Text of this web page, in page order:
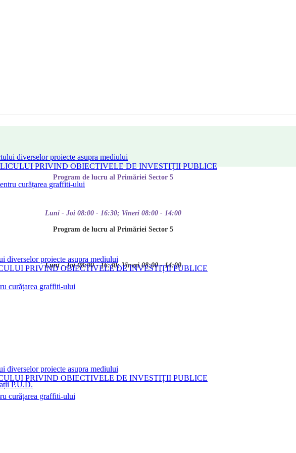
diverselor proiecte asupra mediului
PRIVIND OBIECTIVELE DE INVESTIȚII PUBLICE
curățarea graffiti-ului
P.U.D.
Program de lucru al Primăriei Sector 5
Luni - Joi 08:00 - 16:30; Vineri 08:00 - 14:00
Program de lucru al Primăriei Sector 5
Luni - Joi 08:00 - 16:30; Vineri 08:00 - 14:00
diverselor proiecte asupra mediului
PRIVIND OBIECTIVELE DE INVESTIȚII PUBLICE
curățarea graffiti-ului
diverselor proiecte asupra mediului
PRIVIND OBIECTIVELE DE INVESTIȚII PUBLICE
curățarea graffiti-ului